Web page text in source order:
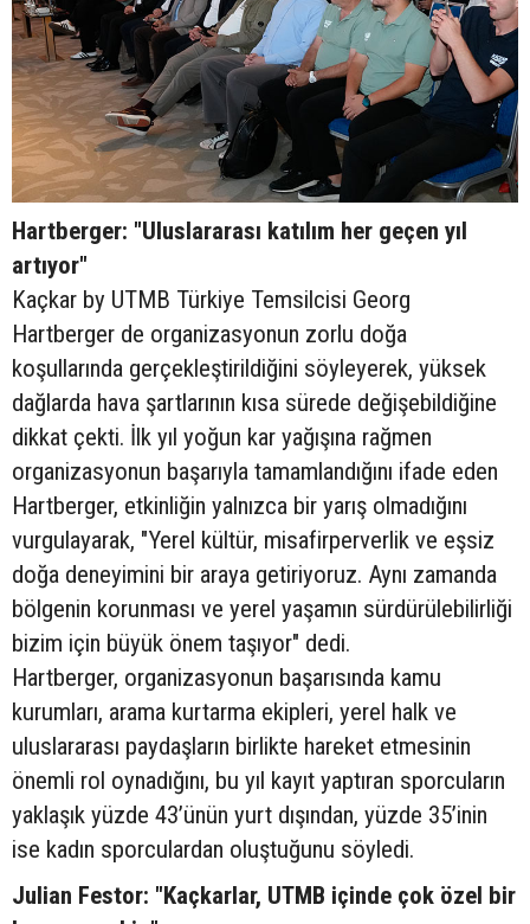
Hartberger: "Uluslararası katılım her geçen yıl
artıyor"
Kaçkar by UTMB Türkiye Temsilcisi Georg
Hartberger de organizasyonun zorlu doğa
koşullarında gerçekleştirildiğini söyleyerek, yüksek
dağlarda hava şartlarının kısa sürede değişebildiğine
dikkat çekti. İlk yıl yoğun kar yağışına rağmen
organizasyonun başarıyla tamamlandığını ifade eden
Hartberger, etkinliğin yalnızca bir yarış olmadığını
vurgulayarak, "Yerel kültür, misafirperverlik ve eşsiz
doğa deneyimini bir araya getiriyoruz. Aynı zamanda
bölgenin korunması ve yerel yaşamın sürdürülebilirliği
bizim için büyük önem taşıyor" dedi.
Hartberger, organizasyonun başarısında kamu
kurumları, arama kurtarma ekipleri, yerel halk ve
uluslararası paydaşların birlikte hareket etmesinin
önemli rol oynadığını, bu yıl kayıt yaptıran sporcuların
yaklaşık yüzde 43’ünün yurt dışından, yüzde 35’inin
ise kadın sporculardan oluştuğunu söyledi.
Julian Festor: "Kaçkarlar, UTMB içinde çok özel bir